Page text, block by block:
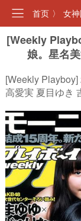
首页 〉 女
[Weekly
娘。星名
[Weekly
高愛実 夏目ゆき